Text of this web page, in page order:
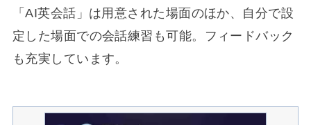
「AI英会話」は用意された場面のほか、自分で設
定した場面での会話練習も可能。フィードバック
も充実しています。